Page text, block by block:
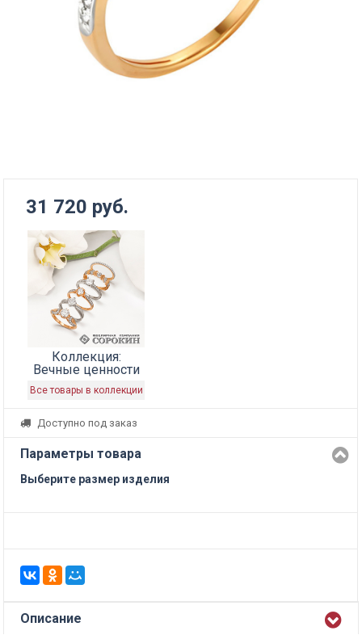
31 720 руб.
Коллекция:
Вечные ценности
Все товары в коллекции
Доступно под заказ
Параметры товара
Выберите размер изделия
Описание